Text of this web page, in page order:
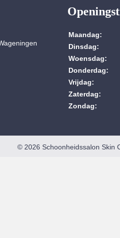
Maandag:
Dinsdag:
Woensdag:
Donderdag:
Vrijdag:
Zaterdag:
Zondag:
© 2026 Schoonheidssalon Skin